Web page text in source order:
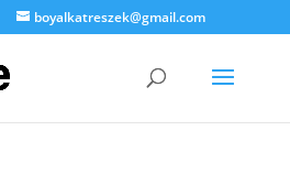
boyalkatreszek@gmail.com